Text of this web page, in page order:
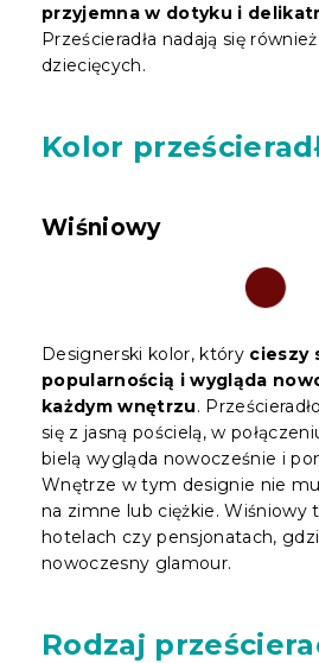
przyjemna w dotyku i
Prześcieradła nadają się
dziecięcych.
Kolor
Wiśniowy
Designerski kolor, który cieszy
popularnością i wygląda
każdym wnętrzu.
się z jasną pościelą, w
bielą wygląda nowocześnie i
Wnętrze w tym designie nie
na zimne lub ciężkie. Wiśniowy
hotelach czy pensjonatach,
nowoczesny glamour.
Rodzaj